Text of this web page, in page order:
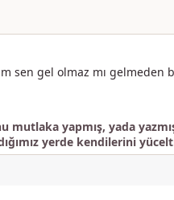
sen gel olmaz mı gelmeden
mutlaka yapmış, yada
yerde kendilerini